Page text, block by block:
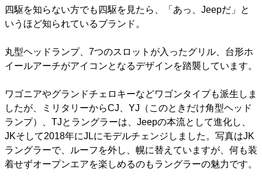
四駆を知らない方でも四駆を見たら、「あっ、Jeepだ」と
いうほど知られているブランド。
丸型ヘッドランプ、7つのスロットが入ったグリル、台形ホ
イールアーチがアイコンとなるデザインを踏襲しています。
ワゴニアやグランドチェロキーなどワゴンタイプも派生しま
したが、ミリタリーからCJ、YJ（このときだけ角型ヘッド
ランプ）、TJとラングラーは、Jeepの本流として進化し、
JKそして2018年にJLにモデルチェンジしました。写真はJK
ラングラーで、ルーフを外し、幌に替えていますが、何も装
着せずオープンエアを楽しめるのもラングラーの魅力です。